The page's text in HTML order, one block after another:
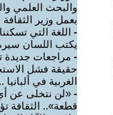
والبحث العلمي
بعمل وزير الثقافة
- اللغة التي
يكتب اللسان
- مراجعات
حقيقة فشل
الغربية في ألبانيا
- «لن نتخلى عن
قطعة».. الثقافة